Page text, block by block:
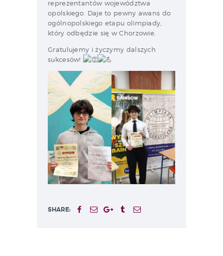
reprezentantów województwa
opolskiego. Daje to pewny awans do
ogólnopolskiego etapu olimpiady,
który odbędzie się w Chorzowie.
Gratulujemy i życzymy dalszych
sukcesów!
SHARE: